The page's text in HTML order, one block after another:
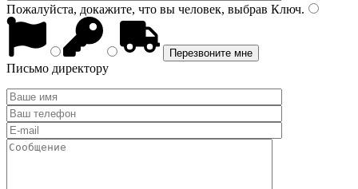
Пожалуйста, докажите, что вы человек, выбрав Ключ.
Письмо директору